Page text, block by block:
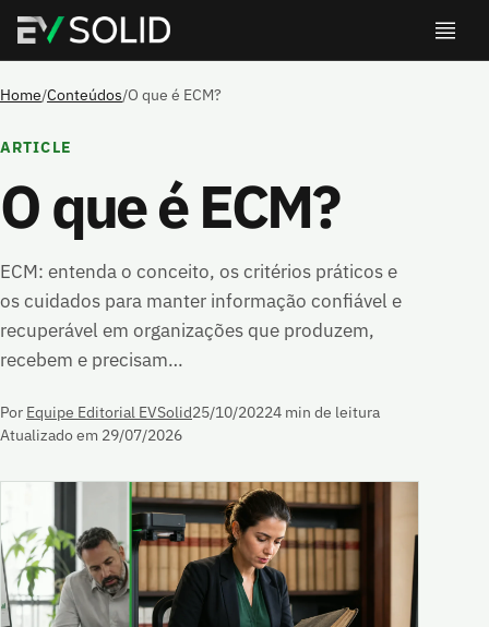
Home/Conteúdos/O que é ECM?
ARTICLE
O que é ECM?
ECM: entenda o conceito, os critérios práticos e
os cuidados para manter informação confiável e
recuperável em organizações que produzem,
recebem e precisam…
Por Equipe Editorial EVSolid25/10/20224 min de leitura
Atualizado em 29/07/2026